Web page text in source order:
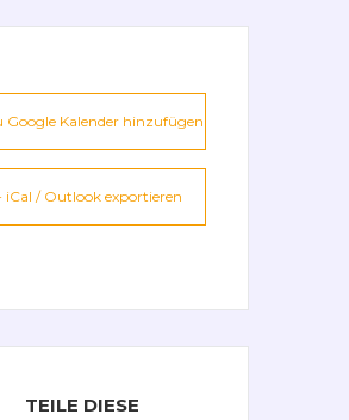
Google Kalender hinzufügen
iCal / Outlook exportieren
TEILE DIESE